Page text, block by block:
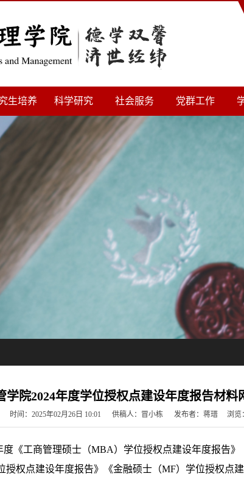
生培养 科学研究 社会服务 党群工作
学院2024年度学位授权点建设年度报告材料
时间：2025年02月26日 10:01 供稿人：冒小栋 发布者：蒋瑨 浏览：
度《工商管理硕士（MBA）学位授权点建设年度报告
授权点建设年度报告》《金融硕士（MF）学位授权点